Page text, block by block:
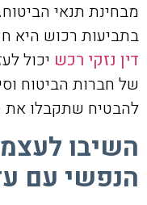
מבחינת תנאי
בתביעות רכוש היא
דין נזקי רכש יכול
של חברות הביטוח
להבטיח שתקבלו
השיבו
הנפשי עם